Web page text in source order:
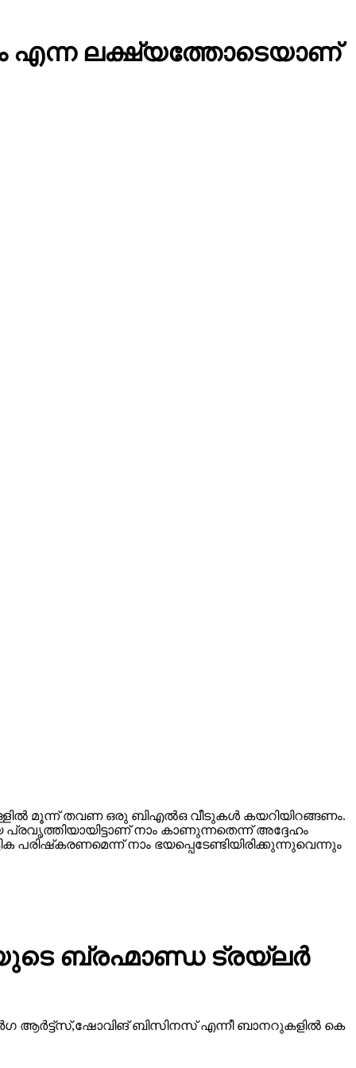
എന്ന ലക്ഷ്യത്തോടെയാണ്
മൂന്ന് തവണ ഒരു ബിഎല്‍ഒ വീടുകള്‍ കയറിയിറങ്ങണം.
നാം കാണുന്നതെന്ന് അദ്ദേഹം
നാം ഭയപ്പെടേണ്ടിയിരിക്കുന്നുവെന്നും
ബ്രഹ്മാണ്ഡ ട്രയ്ലർ
ആർട്ട്സ്,ഷോവിങ് ബിസിനസ് എന്നീ ബാനറുകളിൽ കെ